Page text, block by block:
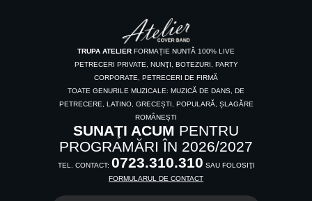
TRUPA ATELIER FORMAȚIE NUNTĂ 100% LIVE
PETRECERI PRIVATE, NUNŢI, BOTEZURI, PARTY
CORPORATE, PETRECERI DE FIRMĂ
TOATE GENURILE MUZICALE: MUZICĂ DE DANS, DE
PETRECERE, LATINO, GRECEȘTI, POPULARĂ, ȘLAGĂRE
ROMÂNEȘTI
SUNAŢI ACUM PENTRU
PROGRAMĂRI ÎN 2026/2027
TEL. CONTACT: 0723.310.310 SAU FOLOSIŢI
FORMULARUL DE CONTACT